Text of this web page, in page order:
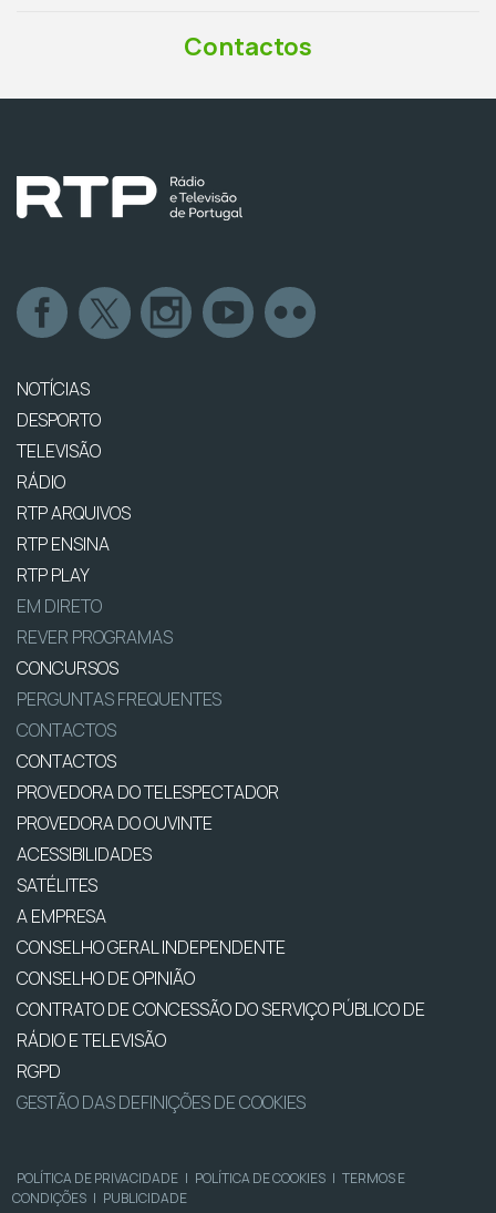
Contactos
NOTÍCIAS
DESPORTO
TELEVISÃO
RÁDIO
RTP ARQUIVOS
RTP ENSINA
RTP PLAY
EM DIRETO
REVER PROGRAMAS
CONCURSOS
PERGUNTAS FREQUENTES
CONTACTOS
CONTACTOS
PROVEDORA DO TELESPECTADOR
PROVEDORA DO OUVINTE
ACESSIBILIDADES
SATÉLITES
A EMPRESA
CONSELHO GERAL INDEPENDENTE
CONSELHO DE OPINIÃO
CONTRATO DE CONCESSÃO DO SERVIÇO PÚBLICO DE
RÁDIO E TELEVISÃO
RGPD
GESTÃO DAS DEFINIÇÕES DE COOKIES
POLÍTICA DE PRIVACIDADE | POLÍTICA DE COOKIES | TERMOS E
CONDIÇÕES | PUBLICIDADE